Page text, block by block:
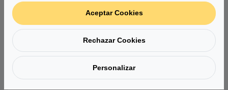
Basado en 0 reseñas
0
Aceptar Cookies
Rechazar Cookies
Personalizar